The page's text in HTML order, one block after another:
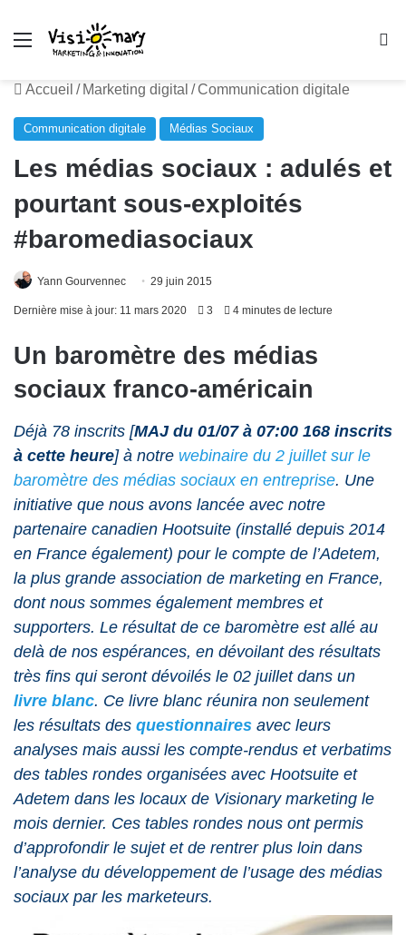
Menu
Accueil / Marketing digital /Communication digitale
Communication digitale Médias Sociaux
Les médias sociaux : adulés et
pourtant sous-exploités
#baromediasociaux
Yann Gourvennec 29 juin 2015
Dernière mise à jour: 11 mars 2020 3 4 minutes de lecture
Un baromètre des médias
sociaux franco-américain
Déjà 78 inscrits [MAJ du 01/07 à 07:00 168 inscrits
à cette heure] à notre webinaire du 2 juillet sur le
baromètre des médias sociaux en entreprise. Une
initiative que nous avons lancée avec notre
partenaire canadien Hootsuite (installé depuis 2014
en France également) pour le compte de l’Adetem,
la plus grande association de marketing en France,
dont nous sommes également membres et
supporters. Le résultat de ce baromètre est allé au
delà de nos espérances, en dévoilant des résultats
très fins qui seront dévoilés le 02 juillet dans un
livre blanc. Ce livre blanc réunira non seulement
les résultats des questionnaires avec leurs
analyses mais aussi les compte-rendus et verbatims
des tables rondes organisées avec Hootsuite et
Adetem dans les locaux de Visionary marketing le
mois dernier. Ces tables rondes nous ont permis
d’approfondir le sujet et de rentrer plus loin dans
l’analyse du développement de l’usage des médias
sociaux par les marketeurs.